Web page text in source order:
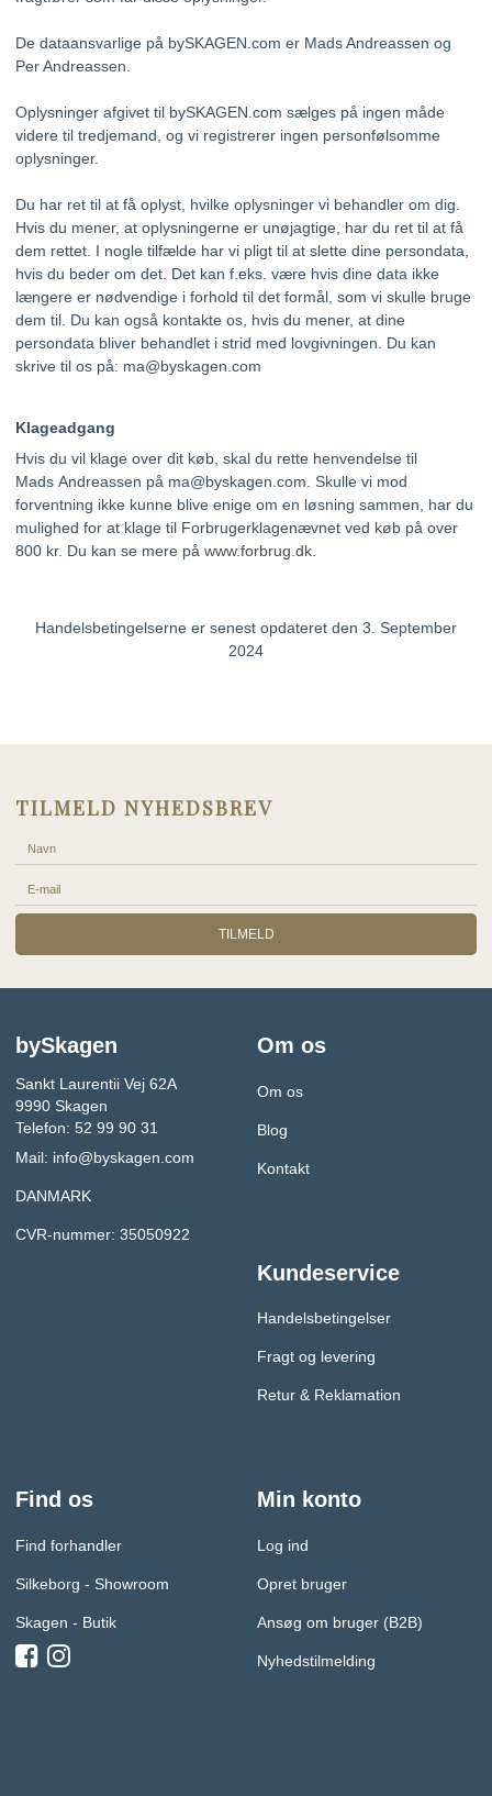
De dataansvarlige på bySKAGEN.com er Mads Andreassen og
Per Andreassen.
Oplysninger afgivet til bySKAGEN.com sælges på ingen måde
videre til tredjemand, og vi registrerer ingen personfølsomme
oplysninger.
Du har ret til at få oplyst, hvilke oplysninger vi behandler om dig.
Hvis du mener, at oplysningerne er unøjagtige, har du ret til at få
dem rettet. I nogle tilfælde har vi pligt til at slette dine persondata,
hvis du beder om det. Det kan f.eks. være hvis dine data ikke
længere er nødvendige i forhold til det formål, som vi skulle bruge
dem til. Du kan også kontakte os, hvis du mener, at dine
persondata bliver behandlet i strid med lovgivningen. Du kan
skrive til os på: ma@byskagen.com
Klageadgang
Hvis du vil klage over dit køb, skal du rette henvendelse til
Mads Andreassen på ma@byskagen.com. Skulle vi mod
forventning ikke kunne blive enige om en løsning sammen, har du
mulighed for at klage til Forbrugerklagenævnet ved køb på over
800 kr. Du kan se mere påwww.forbrug.dk
Handelsbetingelserne er senest opdateret den 3. September
2024
TILMELD NYHEDSBREV
TILMELD
bySkagen
Sankt Laurentii Vej 62A
9990 Skagen
Telefon: 52 99 90 31
Mail: info@byskagen.com
DANMARK
CVR-nummer: 35050922
Om os
Om os
Blog
Kontakt
Kundeservice
Handelsbetingelser
Fragt og levering
Retur & Reklamation
Find os
Find forhandler
Silkeborg - Showroom
Skagen - Butik
Min konto
Log ind
Opret bruger
Ansøg om bruger (B2B)
Nyhedstilmelding